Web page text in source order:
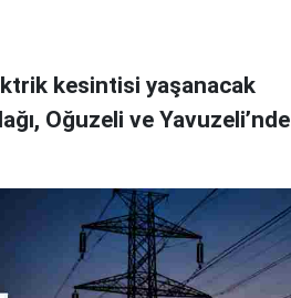
kesintisi yaşanacak
Oğuzeli ve Yavuzeli’nde